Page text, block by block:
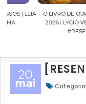
O LIVRO DE OURO DAS
2026 | LYCIO VELLOZO
#RESENHAS
20
mai